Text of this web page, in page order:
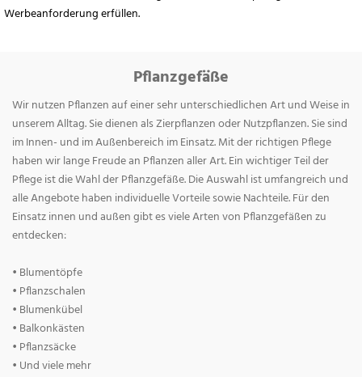
Werbeanforderung erfüllen.
Pflanzgefäße
Wir nutzen Pflanzen auf einer sehr unterschiedlichen Art und Weise in
unserem Alltag. Sie dienen als Zierpflanzen oder Nutzpflanzen. Sie sind
im Innen- und im Außenbereich im Einsatz. Mit der richtigen Pflege
haben wir lange Freude an Pflanzen aller Art. Ein wichtiger Teil der
Pflege ist die Wahl der Pflanzgefäße. Die Auswahl ist umfangreich und
alle Angebote haben individuelle Vorteile sowie Nachteile. Für den
Einsatz innen und außen gibt es viele Arten von Pflanzgefäßen zu
entdecken:
• Blumentöpfe
• Pflanzschalen
• Blumenkübel
• Balkonkästen
• Pflanzsäcke
• Und viele mehr